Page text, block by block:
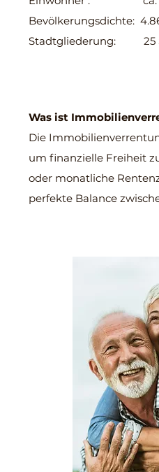
Bevölkerungsdichte:
Stadtgliederung: 25
Was ist
Die
um finanzielle Freiheit
oder monatliche
perfekte Balance